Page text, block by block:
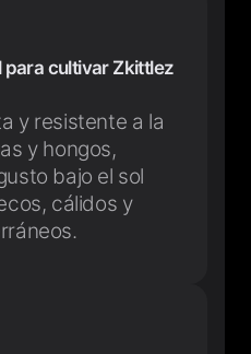
para cultivar Zkittlez
y resistente a la
y hongos,
bajo el sol
cálidos y